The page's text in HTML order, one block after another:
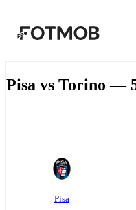
Pisa vs Torino —
Pisa